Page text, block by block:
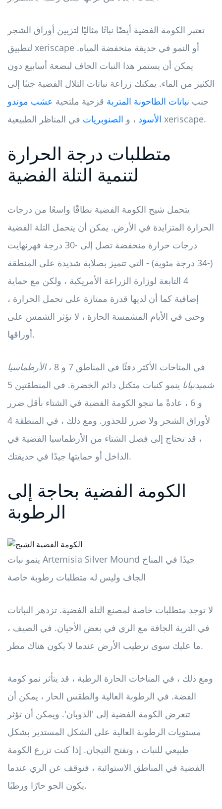
تعتبر الكومة الفضية أيضًا نباتًا مثاليًا لتزيين أوراق الشجر
لتطبيق xeriscape أو النمو في حديقة منخفضة المياه.
يمكن أن يستمر هذا النبات الجاف لبضعة أسابيع دون
الكثير من الماء. يمكنك زراعة نباتات التلال الفضية جنبًا إلى
جنب نباتات الطاحونة المتربة قزحية ملتحية عشب موندو
الأسود ، و الصنوبريات في المناظر الطبيعية xeriscape.
متطلبات درجة الحرارة
لتنمية التلة الفضية
يتحمل شيح الكومة الفضية نطاقًا واسعًا من درجات
الحرارة المتزايدة في الأرض. يمكن أن يتحمل التلة الفضية
درجات حرارة منخفضة تصل إلى -30 درجة فهرنهايت
(-34 درجة مئوية) - التي تتميز بصلابة شديدة على المنطقة
4 التابعة لوزارة الزراعة الأمريكية ، ولكن مع حماية
إضافية كما أن لديها قدرة ممتازة على تحمل الحرارة ،
وحتى في الأيام المشمسة الحارة ، لا تؤثر الشمس على
أوراقها.
في المناخات الأكثر دفئًا في المناطق 7 و 8 ،
الأرطماسيا
شميدتيانا
ينمو كنبات متكتل دائم الخضرة. في المنطقتين 5
و 6 ، عادةً ما تنجو الكومة الفضية في الشتاء بأقل ضرر
لأوراق الشجر ولا ضرر للجذور. ومع ذلك ، في المنطقة 4
، قد تحتاج إلى فصل الشتاء من الأرطماسيا الفضية في
الداخل أو حمايتها جيدًا في حديقتك.
الكومة الفضية بحاجة إلى
الرطوبة
ينمو نبات Artemisia Silver Mound جيدًا في المناخ
الجاف وليس له متطلبات رطوبة خاصة
لا توجد متطلبات خاصة لمصنع التلة الفضية. تزدهر النباتات
في التربة الجافة مع الري في بعض الأحيان. في الصيف ،
ما عليك سوى ترطيب الأرض عندما لا يكون هناك مطر.
ومع ذلك ، في المناخات الحارة الرطبة ، قد يتأثر نمو كومة
الفضة. في الرطوبة العالية والطقس الحار ، يمكن أن
تتعرض الكومة الفضية إلى 'الذوبان'. ويمكن أن تؤثر
مستويات الرطوبة العالية على الشكل المستدير بشكل
طبيعي للنبات ، وتفتح التيجان. إذا كنت تزرع الكومة
الفضية في المناطق الاستوائية ، فتوقف عن الري عندما
يكون الجو حارًا ورطبًا.